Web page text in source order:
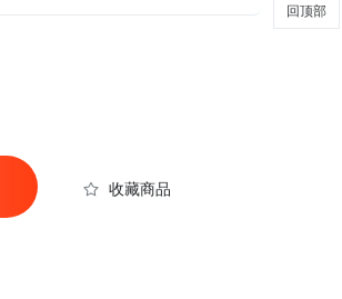
收藏商品
回顶部